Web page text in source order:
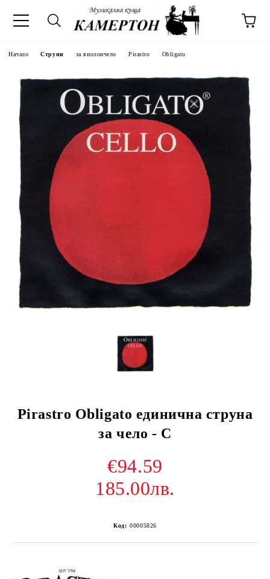
Начало Струни за виолончело Pirastro Obligato
Pirastro Obligato единична струна
за чело - C
€94.59
185.00лв.
Код: 00005826